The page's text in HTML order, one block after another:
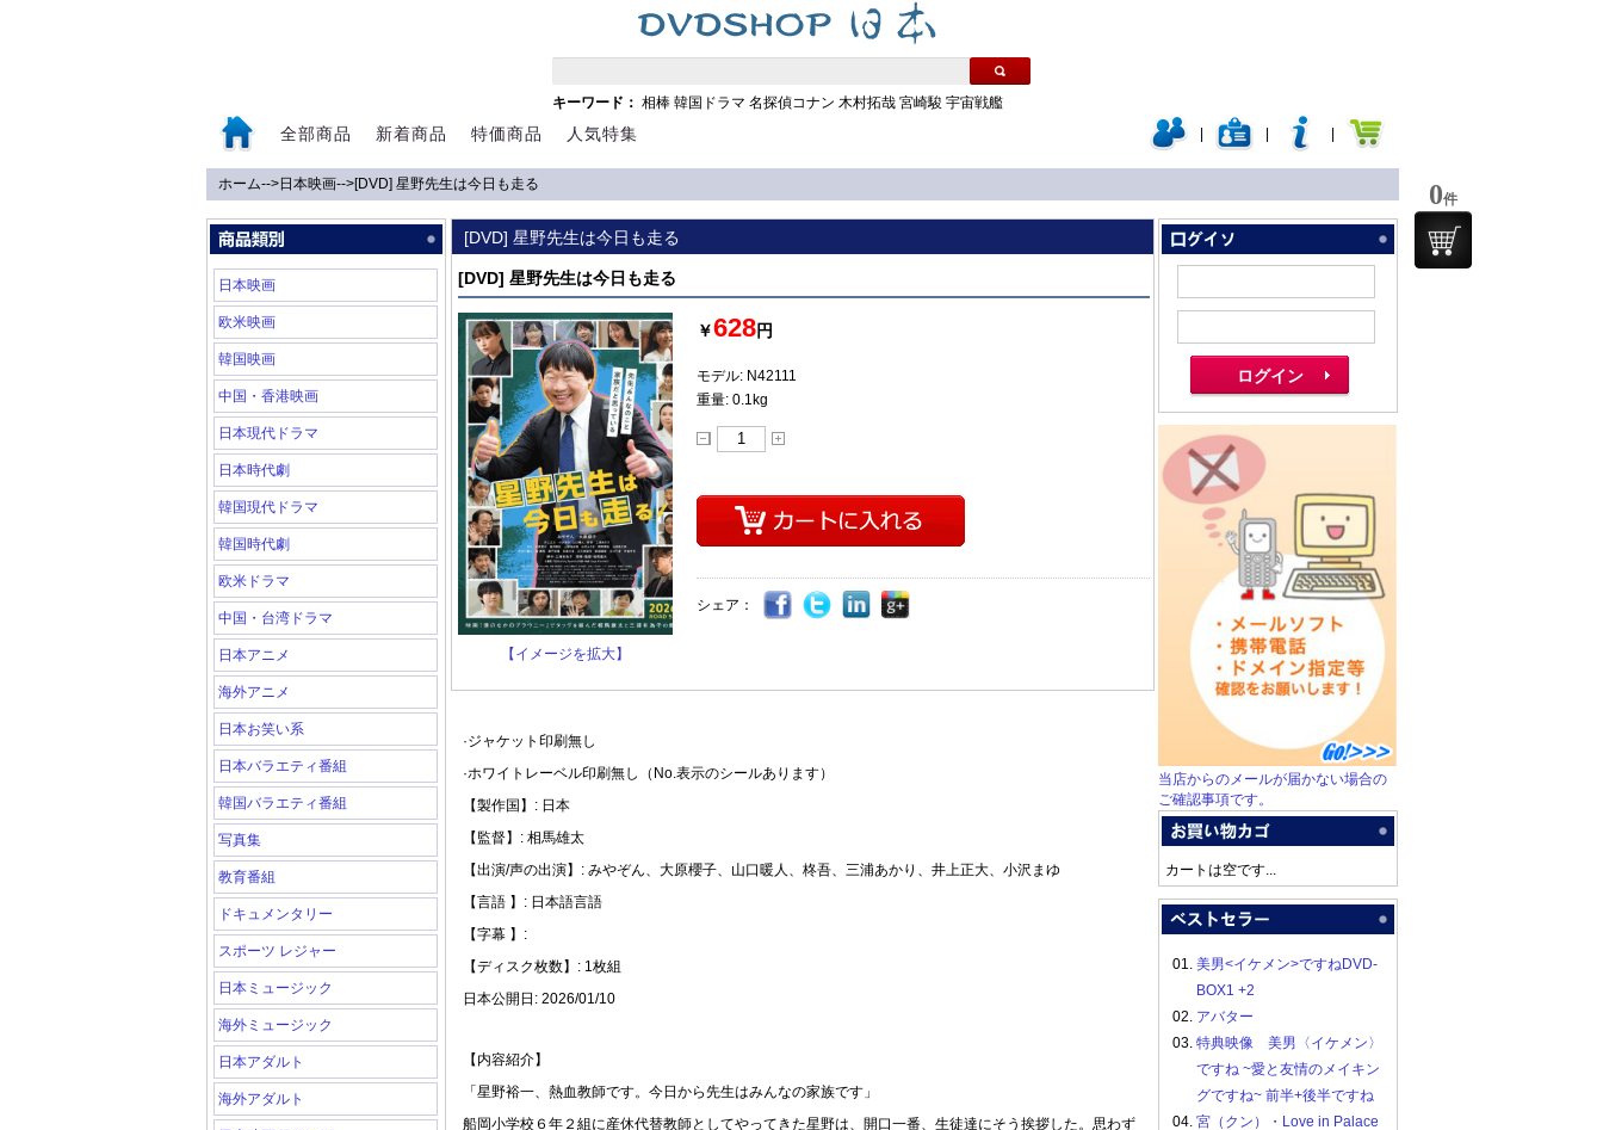
キーワード： 相棒 韓国ドラマ 名探偵コナン 木村拓哉 宮崎駿 宇宙戦艦
全部商品 新着商品 特価商品 人気特集
ホーム-->日本映画-->[DVD] 星野先生は今日も走る
日本映画
欧米映画
韓国映画
中国・香港映画
日本現代ドラマ
日本時代劇
韓国現代ドラマ
韓国時代劇
欧米ドラマ
中国・台湾ドラマ
日本アニメ
海外アニメ
日本お笑い系
日本バラエティ番組
韓国バラエティ番組
写真集
教育番組
ドキュメンタリー
スポーツ レジャー
日本ミュージック
海外ミュージック
日本アダルト
海外アダルト
[DVD] 星野先生は今日も走る
[DVD] 星野先生は今日も走る
【イメージを拡大】
￥628円
モデル: N42111
重量: 0.1kg
シェア：
·ジャケット印刷無し
·ホワイトレーベル印刷無し（No.表示のシールあります）
【製作国】: 日本
【監督】: 相馬雄太
【出演/声の出演】: みやぞん、大原櫻子、山口暖人、柊吾、三浦あかり、井上正大、小沢まゆ
【言語 】: 日本語言語
【字幕 】:
【ディスク枚数】: 1枚組
日本公開日: 2026/01/10
【内容紹介】
「星野裕一、熱血教師です。今日から先生はみんなの家族です」
船岡小学校６年２組に産休代替教師としてやってきた星野は、開口一番、生徒達にそう挨拶した。思わず
当店からのメールが届かない場合の
ご確認事項です。
カートは空です...
01. 美男<イケメン>ですねDVD-
BOX1 +2
02. アバター
03. 特典映像 美男〈イケメン〉
ですね ~愛と友情のメイキン
グですね~ 前半+後半ですね
04. 宮（クン）・Love in Palace
0件
0